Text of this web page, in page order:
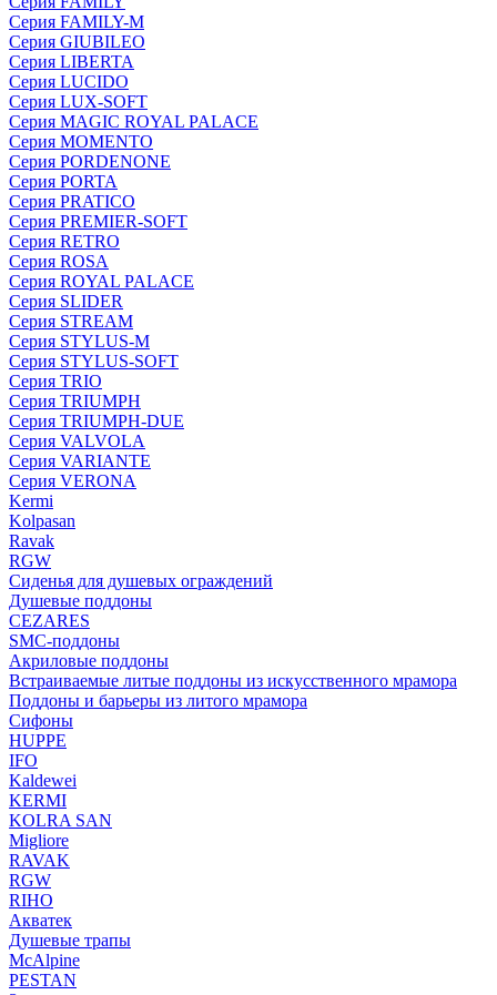
Серия FAMILY-M
Серия GIUBILEO
Серия LIBERTA
Серия LUCIDO
Серия LUX-SOFT
Серия MAGIC ROYAL PALACE
Серия MOMENTO
Серия PORDENONE
Серия PORTA
Серия PRATICO
Серия PREMIER-SOFT
Серия RETRO
Серия ROSA
Серия ROYAL PALACE
Серия SLIDER
Серия STREAM
Серия STYLUS-M
Серия STYLUS-SOFT
Серия TRIO
Серия TRIUMPH
Серия TRIUMPH-DUE
Серия VALVOLA
Серия VARIANTE
Серия VERONA
Kermi
Kolpasan
Ravak
RGW
Сиденья для душевых ограждений
Душевые поддоны
CEZARES
SMC-поддоны
Акриловые поддоны
Встраиваемые литые поддоны из искусственного мрамора
Поддоны и барьеры из литого мрамора
Сифоны
HUPPE
IFO
Kaldewei
KERMI
KOLRA SAN
Migliore
RAVAK
RGW
RIHO
Акватек
Душевые трапы
McAlpine
PESTAN